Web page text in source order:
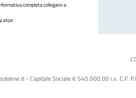
completa collegarsi a
- Capitale Sociale € 540.000,00 i.v. C.F.